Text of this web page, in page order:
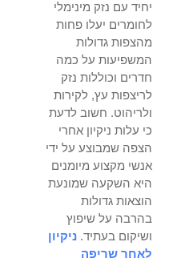
יחיד עם נזק מינימלי
לחומרים יעלו פחות
מהצפות גדולות
המשפיעות על כמה
חדרים וכוללות נזק
לריצפות עץ, לקירות
ולריהוט. חשוב לדעת
כי עלות ניקיון אחרי
הצפה שמבוצע על ידי
אנשי מקצוע מיומנים
היא השקעה שמונעת
הוצאות גדולות
בהרבה על שיפוץ
ושיקום בעתיד.ניקיון
לאחר שריפה